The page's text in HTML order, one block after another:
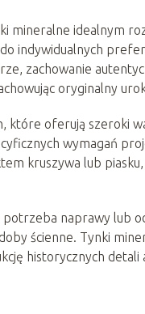
mineralne idealnym
indywidualnych
zachowanie
oryginalny
które oferują szeroki
wymagań
kruszywa lub
potrzeba naprawy lub
ścienne. Tynki
historycznych detali